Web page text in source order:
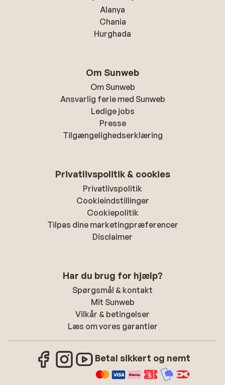
Alanya
Chania
Hurghada
Om Sunweb
Om Sunweb
Ansvarlig ferie med Sunweb
Ledige jobs
Presse
Tilgængelighedserklæring
Privatlivspolitik & cookies
Privatlivspolitik
Cookieindstillinger
Cookiepolitik
Tilpas dine marketingpræferencer
Disclaimer
Har du brug for hjælp?
Spørgsmål & kontakt
Mit Sunweb
Vilkår & betingelser
Læs om vores garantier
Betal sikkert og nemt